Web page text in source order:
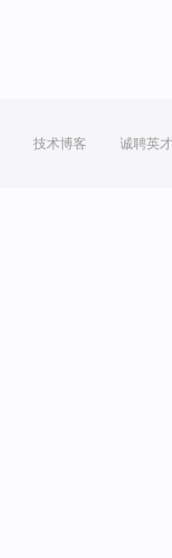
技术博客 诚聘英才